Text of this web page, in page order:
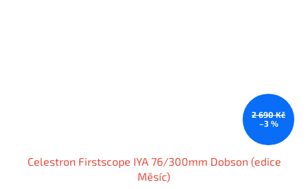
2 690 Kč
–3 %
Celestron Firstscope IYA 76/300mm Dobson (edice
Měsíc)